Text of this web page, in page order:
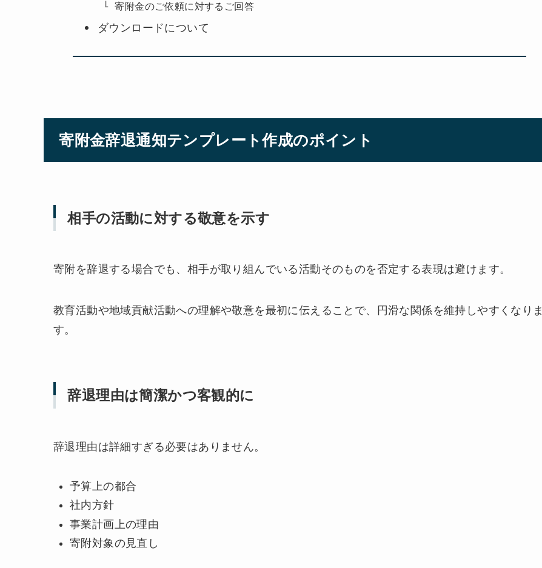
寄附金のご依頼に対するご回答
ダウンロードについて
寄附金辞退通知テンプレート作成のポイント
相手の活動に対する敬意を示す
寄附を辞退する場合でも、相手が取り組んでいる活動そのものを否定する表現は避けます。
教育活動や地域貢献活動への理解や敬意を最初に伝えることで、円滑な関係を維持しやすくなりま
す。
辞退理由は簡潔かつ客観的に
辞退理由は詳細すぎる必要はありません。
予算上の都合
社内方針
事業計画上の理由
寄附対象の見直し